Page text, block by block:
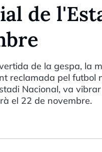
de
de la gespa, la
reclamada pel futbol
Nacional, va
el 22 de novembre.